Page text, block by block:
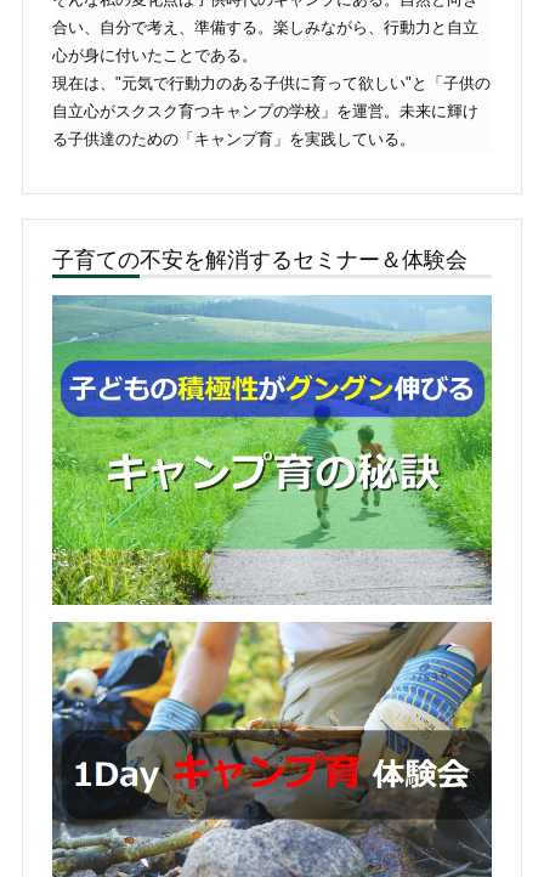
合い、自分で考え、準備する。楽しみながら、行動力と自立
心が身に付いたことである。
現在は、"元気で行動力のある子供に育って欲しい"と「子供の
自立心がスクスク育つキャンプの学校」を運営。未来に輝け
る子供達のための「キャンプ育」を実践している。
子育ての不安を解消するセミナー＆体験会